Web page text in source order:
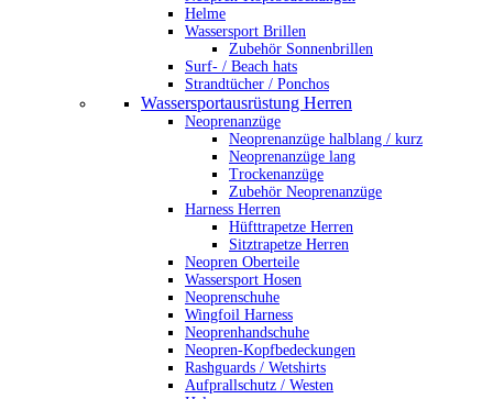
Helme
Wassersport Brillen
Zubehör Sonnenbrillen
Surf- / Beach hats
Strandtücher / Ponchos
Wassersportausrüstung Herren
Neoprenanzüge
Neoprenanzüge halblang / kurz
Neoprenanzüge lang
Trockenanzüge
Zubehör Neoprenanzüge
Harness Herren
Hüfttrapetze Herren
Sitztrapetze Herren
Neopren Oberteile
Wassersport Hosen
Neoprenschuhe
Wingfoil Harness
Neoprenhandschuhe
Neopren-Kopfbedeckungen
Rashguards / Wetshirts
Aufprallschutz / Westen